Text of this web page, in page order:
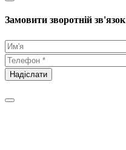
Замовити зворотній зв'язок